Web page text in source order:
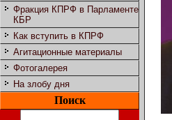
Фракция КПРФ в Парламенте
КБР
Как вступить в КПРФ
Агитационные материалы
Фотогалерея
На злобу дня
Поиск